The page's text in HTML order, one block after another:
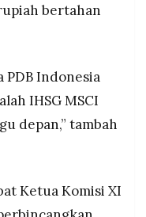
bertahan
PDB Indonesia
IHSG MSCI
depan,” tambah
Ketua Komisi XI